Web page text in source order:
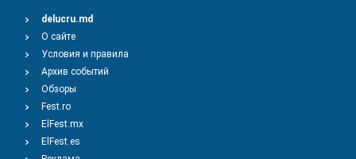
delucru.md
О сайте
Условия и правила
Архив событий
Обзоры
Fest.ro
ElFest.mx
ElFest.es